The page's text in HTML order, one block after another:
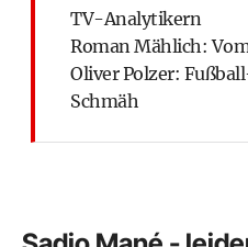
TV-Analytikern
Roman Mählich:
Oliver Polzer:
Schmäh